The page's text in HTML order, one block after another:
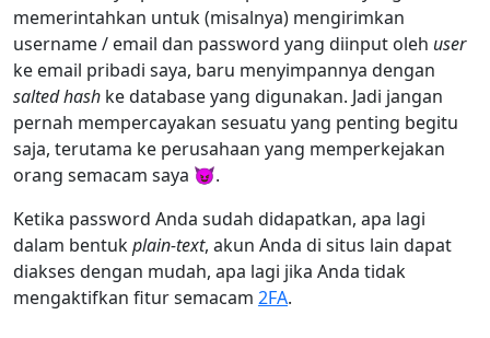
memerintahkan untuk (misalnya) mengirimkan
username / email dan password yang diinput oleh user
ke email pribadi saya, baru menyimpannya dengan
salted hash ke database yang digunakan. Jadi jangan
pernah mempercayakan sesuatu yang penting begitu
saja, terutama ke perusahaan yang memperkejakan
orang semacam saya 😈.
Ketika password Anda sudah didapatkan, apa lagi
dalam bentukplain-text, akun Anda di situs lain dapat
diakses dengan mudah, apa lagi jika Anda tidak
mengaktifkan fitur semacam 2FA.